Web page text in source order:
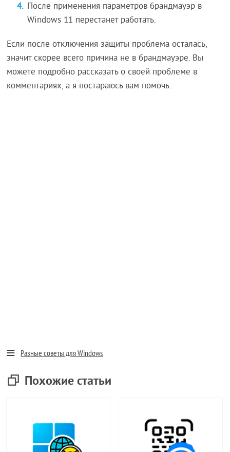
После применения параметров брандмауэр в
Windows 11 перестанет работать.
Если после отключения защиты проблема осталась,
значит скорее всего причина не в брандмауэре. Вы
можете подробно рассказать о своей проблеме в
комментариях, а я постараюсь вам помочь.
Разные советы для Windows
Похожие статьи